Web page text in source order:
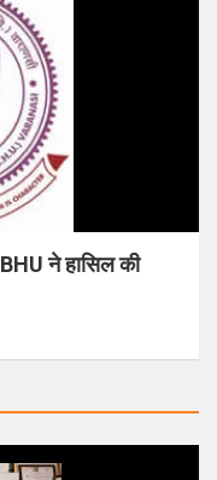
ने हासिल की